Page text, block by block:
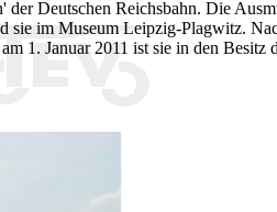
Deutschen Reichsbahn. Die
sie im Museum Leipzig-Plagwitz.
1. Januar 2011 ist sie in den Besitz